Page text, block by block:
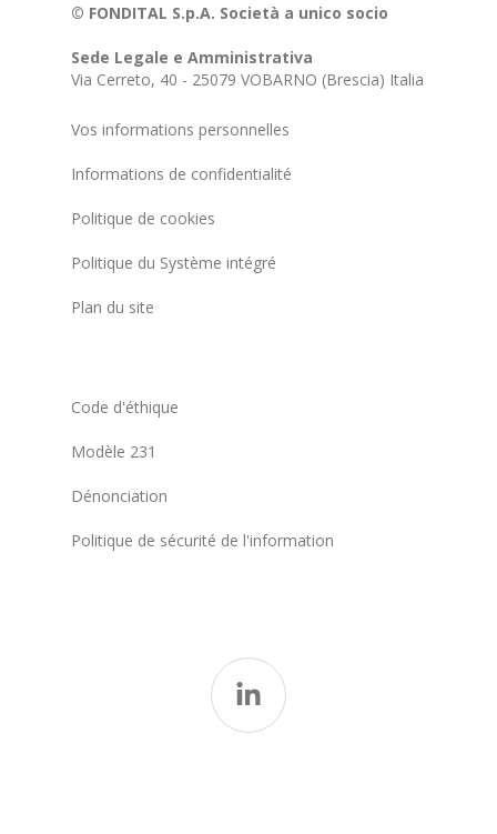
© FONDITAL S.p.A. Società a unico socio
Sede Legale e Amministrativa
Via Cerreto, 40 - 25079 VOBARNO (Brescia) Italia
Vos informations personnelles
Informations de confidentialité
Politique de cookies
Politique du Système intégré
Plan du site
Code d'éthique
Modèle 231
Dénonciation
Politique de sécurité de l'information